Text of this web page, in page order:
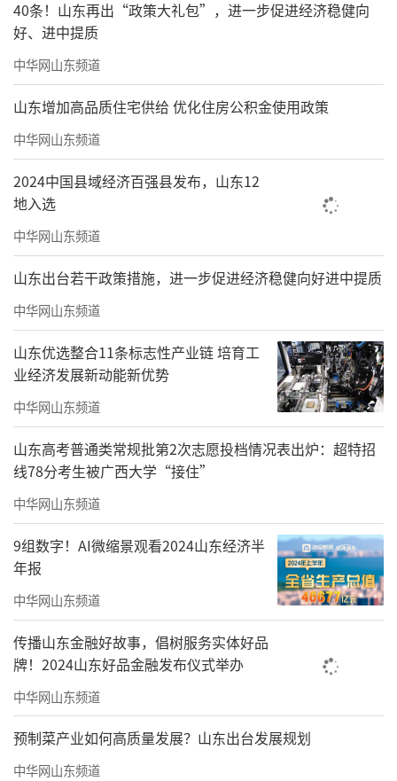
40条！山东再出“政策大礼包”，进一步促进经济稳健向
好、进中提质
中华网山东频道
山东增加高品质住宅供给 优化住房公积金使用政策
中华网山东频道
2024中国县域经济百强县发布，山东12
地入选
中华网山东频道
山东出台若干政策措施，进一步促进经济稳健向好进中提质
中华网山东频道
山东优选整合11条标志性产业链 培育工
业经济发展新动能新优势
中华网山东频道
山东高考普通类常规批第2次志愿投档情况表出炉：超特招
线78分考生被广西大学“接住”
中华网山东频道
9组数字！AI微缩景观看2024山东经济半
年报
中华网山东频道
传播山东金融好故事，倡树服务实体好品
牌！2024山东好品金融发布仪式举办
中华网山东频道
预制菜产业如何高质量发展？山东出台发展规划
中华网山东频道